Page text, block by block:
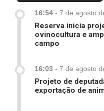
16:54 - 7 de agosto
Reserva inicia
ovinocultura e
campo
16:03 - 7 de agosto
Projeto de
exportação de